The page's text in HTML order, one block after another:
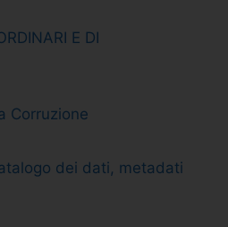
E DI
Corruzione
dei dati, metadati